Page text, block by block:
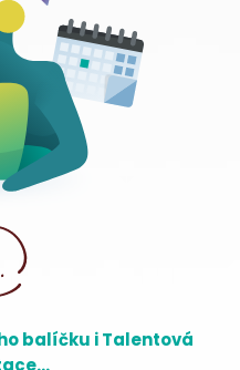
balíčku i Talentová